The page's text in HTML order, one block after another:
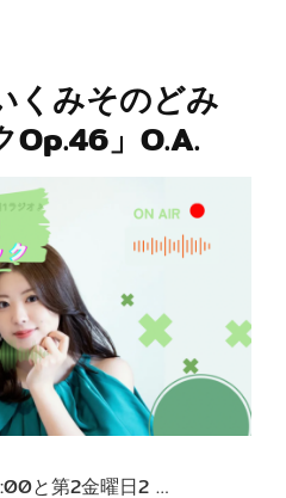
くみそのどみ
Op.46」O.A.
と第2金曜日2 …